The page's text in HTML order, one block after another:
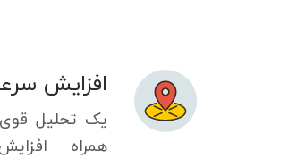
افزایش
یک تحلیل
همراه